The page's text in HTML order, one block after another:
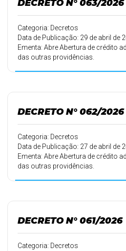
DECRETO N° 063/2026
Categoria: Decretos
Data de Publicação: 29 de abril de
Ementa: Abre Abertura de crédito
das outras providências.
DECRETO N° 062/2026
Categoria: Decretos
Data de Publicação: 27 de abril de
Ementa: Abre Abertura de crédito
das outras providências.
DECRETO N° 061/2026
Categoria: Decretos